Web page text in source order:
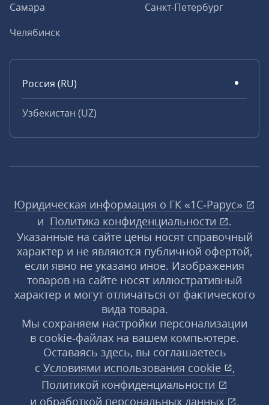
Самара
Санкт-Петербург
Челябинск
Россия (RU)
Узбекистан (UZ)
Юридическая информация о ГК «1С‑Рарус»
и Политика конфиденциальности
.
Указанные на сайте цены носят справочный
характер и не являются публичной офертой,
если явно не указано иное. Изображения
товаров на сайте носят иллюстративный
характер и могут отличаться от фактического
вида товара.
Мы сохраняем настройки персонализации
в cookie‑файлах на вашем компьютере.
Оставаясь здесь, вы соглашаетесь
с Условиями использования cookie
,
Политикой конфиденциальности
и обработкой персональных данных .